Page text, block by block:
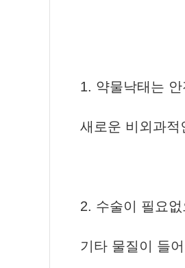
1. 약물낙태는
새로운 비외과
2. 수술이 필요
기타 물질이 들